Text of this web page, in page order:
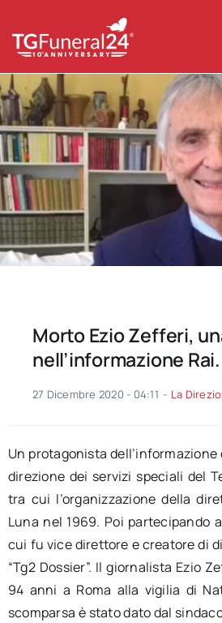
content
Morto Ezio Zefferi,
nell’informazione Rai.
27 Dicembre 2020 - 04:11 - La
Un protagonista dell’informazione
direzione dei servizi speciali del
tra cui l’organizzazione della
Luna nel 1969. Poi partecipando
cui fu vice direttore e creatore di
“Tg2 Dossier”. Il giornalista Ezio
94 anni a Roma alla vigilia di
scomparsa è stato dato dal